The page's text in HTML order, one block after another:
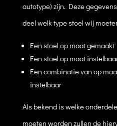
autotype) zijn. Deze
deel welk type stoel wij
Een stoel op maat gemaakt
Een stoel op maat
Een combinatie van op
instelbaar
Als bekend is welke
moeten worden zullen de